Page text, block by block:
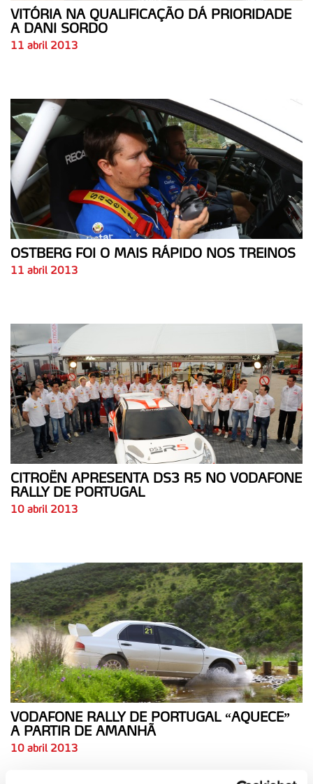
VITÓRIA NA QUALIFICAÇÃO DÁ PRIORIDADE
A DANI SORDO
11 abril 2013
OSTBERG FOI O MAIS RÁPIDO NOS TREINOS
11 abril 2013
CITROËN APRESENTA DS3 R5 NO VODAFONE
RALLY DE PORTUGAL
10 abril 2013
VODAFONE RALLY DE PORTUGAL “AQUECE”
A PARTIR DE AMANHÃ
10 abril 2013